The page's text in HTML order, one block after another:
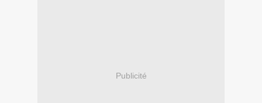
Publicité